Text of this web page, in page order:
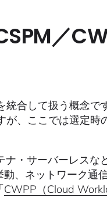
／
合して扱う概念で
が、ここでは選定時
ナ・サーバーレスな
、ネットワーク通
CWPP（Cloud